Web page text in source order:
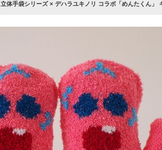
立体手袋シリーズ × デハラユキノリ コラボ「めんたくん」